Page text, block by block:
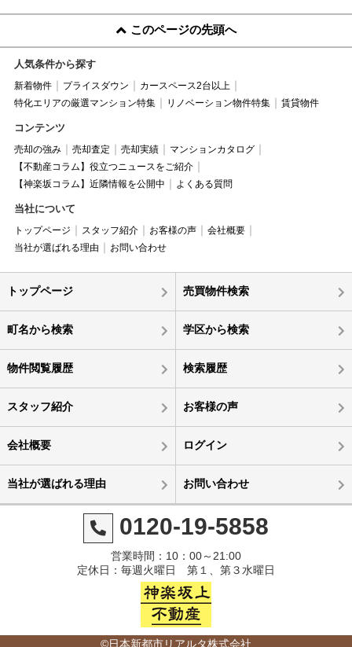
このページの先頭へ
人気条件から探す
新着物件 プライスダウン
カースペース2台以上
特化エリアの厳選マンション特集
リノベーション物件特集 賃貸物件
コンテンツ
売却の強み 売却査定 売却実績
マンションカタログ
【不動産コラム】役立つニュースをご紹介
【神楽坂コラム】近隣情報を公開中
よくある質問
当社について
トップページ スタッフ紹介 お客様の声
会社概要
当社が選ばれる理由
お問い合わせ
トップページ 売買物件検索
町名から検索 学区から検索
物件閲覧履歴 検索履歴
スタッフ紹介 お客様の声
会社概要 ログイン
当社が選ばれる理由 お問い合わせ
0120-19-5858
営業時間：10：00～21:00
定休日：毎週火曜日 第１、第３水曜日
©日本新都市リアルタ株式会社